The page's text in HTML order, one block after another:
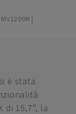
|
è stata
di 15,7", la